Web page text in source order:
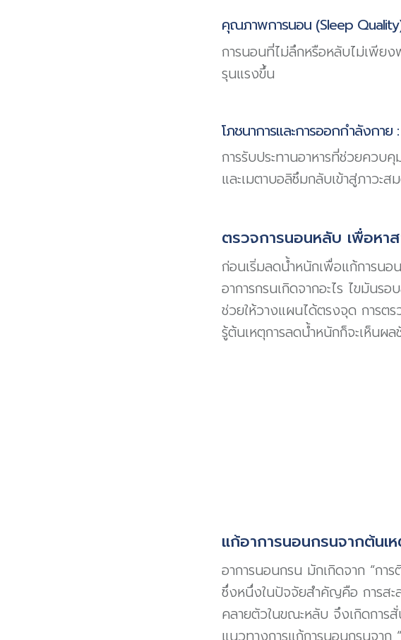
คุณภาพการนอน (Sleep
การนอนที่ไม่ลึกหรือหลับไม่เพียง
รุนแรงขึ้น
โภชนาการและการออกกำลังกาย :
การรับประทานอาหารที่ช่วยควบ
และเมตาบอลิซึมกลับเข้าสู่ภาวะส
ตรวจการนอนหลับ เพื่อหา
ก่อนเริ่มลดน้ำหนักเพื่อแก้การน
อาการกรนเกิดจากอะไร ไขมันร
ช่วยให้วางแผนได้ตรงจุด การต
รู้ต้นเหตุการลดน้ำหนักก็จะเห็นผ
แก้อาการนอนกรนจากต้น
อาการนอนกรน มักเกิดจาก “กา
ซึ่งหนึ่งในปัจจัยสำคัญคือ การสะ
คลายตัวในขณะหลับ จึงเกิดการ